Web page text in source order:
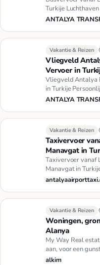
Turkije
Vervoer in Turkije…
ANTALYA
Vakantie & Reizen
Vliegveld
Vervoer in
Vliegveld Antalya
in Turkije
vervoer dienst…
ANTALYA
Vakantie & Reizen
Taxivervoer
Manavgat in
Taxivervoer vanaf
Manavgat in
taxi Vervoer in
Vakantie & Reizen
Woningen,
Alanya
My Way Real
aan, voor een
en hotels in en ro…
alkim